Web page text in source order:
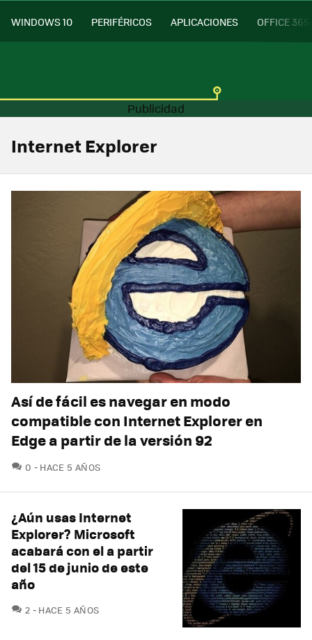
WINDOWS 10 PERIFÉRICOS APLICACIONES OFFICE 365
Internet Explorer
Así de fácil es navegar en modo
compatible con Internet Explorer en
Edge a partir de la versión 92
0 COMENTARIOS
HACE 5 AÑOS
¿Aún usas Internet
Explorer? Microsoft
acabará con el a partir
del 15 de junio de este
año
2 COMENTARIOS
HACE 5 AÑOS